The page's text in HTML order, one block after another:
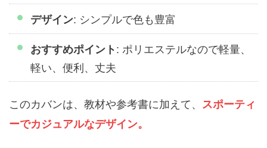
デザイン: シンプルで色も豊富
おすすめポイント: ポリエステルなので軽量、
軽い、便利、丈夫
このカバンは、教材や参考書に加えて、 スポーティ
ーでカジュアルなデザイン。